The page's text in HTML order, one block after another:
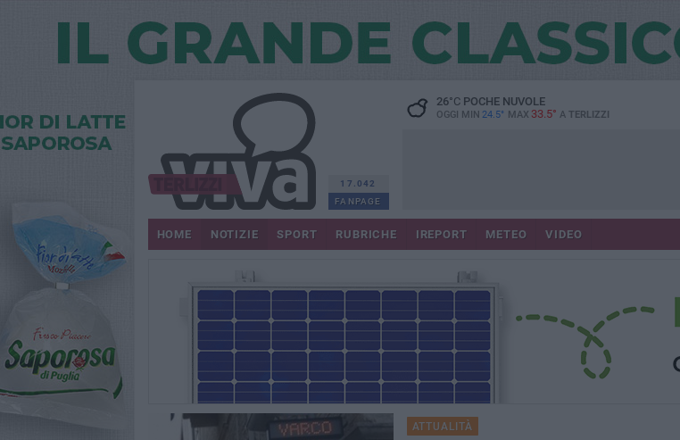
17.042
FANPAGE
26°CPOCHE NUVOLE
OGGI MIN 24.5° MAX 33.5° A TERLIZZI
HOME NOTIZIE SPORT RUBRICHE IREPORT METEO VIDEO
ATTUALITÀ